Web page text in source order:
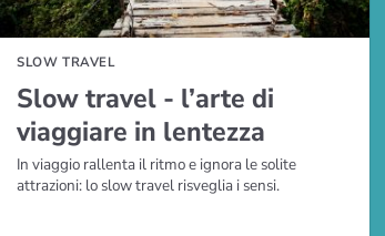
SLOW TRAVEL
Slow travel - l’arte di
viaggiare in lentezza
In viaggio rallenta il ritmo e ignora le solite
attrazioni: lo slow travel risveglia i sensi.